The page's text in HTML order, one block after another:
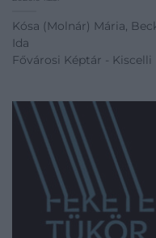
Kósa (Molnár) Mária,
Ida
Fővárosi Képtár - Kiscelli
Kiállítás linkje